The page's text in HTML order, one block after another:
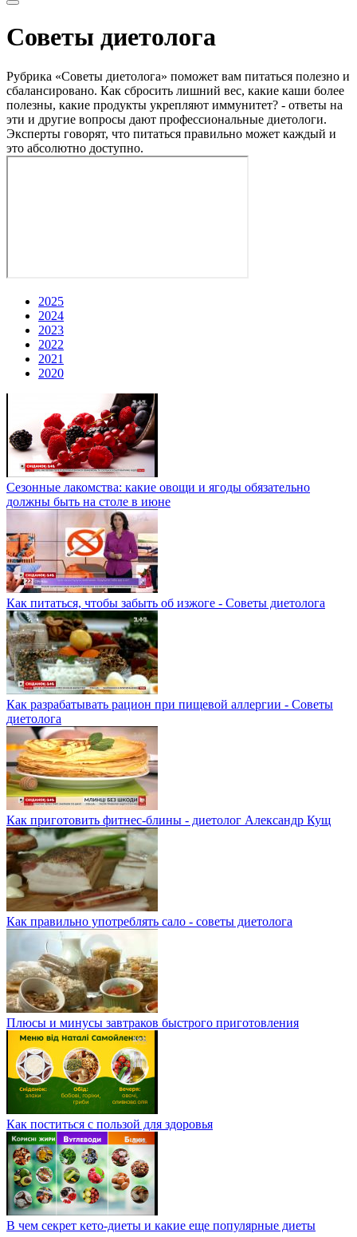
Советы диетолога
Рубрика «Советы диетолога» поможет вам питаться полезно и
сбалансировано. Как сбросить лишний вес, какие каши более
полезны, какие продукты укрепляют иммунитет? - ответы на
эти и другие вопросы дают профессиональные диетологи.
Эксперты говорят, что питаться правильно может каждый и
это абсолютно доступно.
2025
2024
2023
2022
2021
2020
Сезонные лакомства: какие овощи и ягоды обязательно
должны быть на столе в июне
Как питаться, чтобы забыть об изжоге - Советы диетолога
Как разрабатывать рацион при пищевой аллергии - Советы
диетолога
Как приготовить фитнес-блины - диетолог Александр Кущ
Как правильно употреблять сало - советы диетолога
Плюсы и минусы завтраков быстрого приготовления
Как поститься с пользой для здоровья
В чем секрет кето-диеты и какие еще популярные диеты